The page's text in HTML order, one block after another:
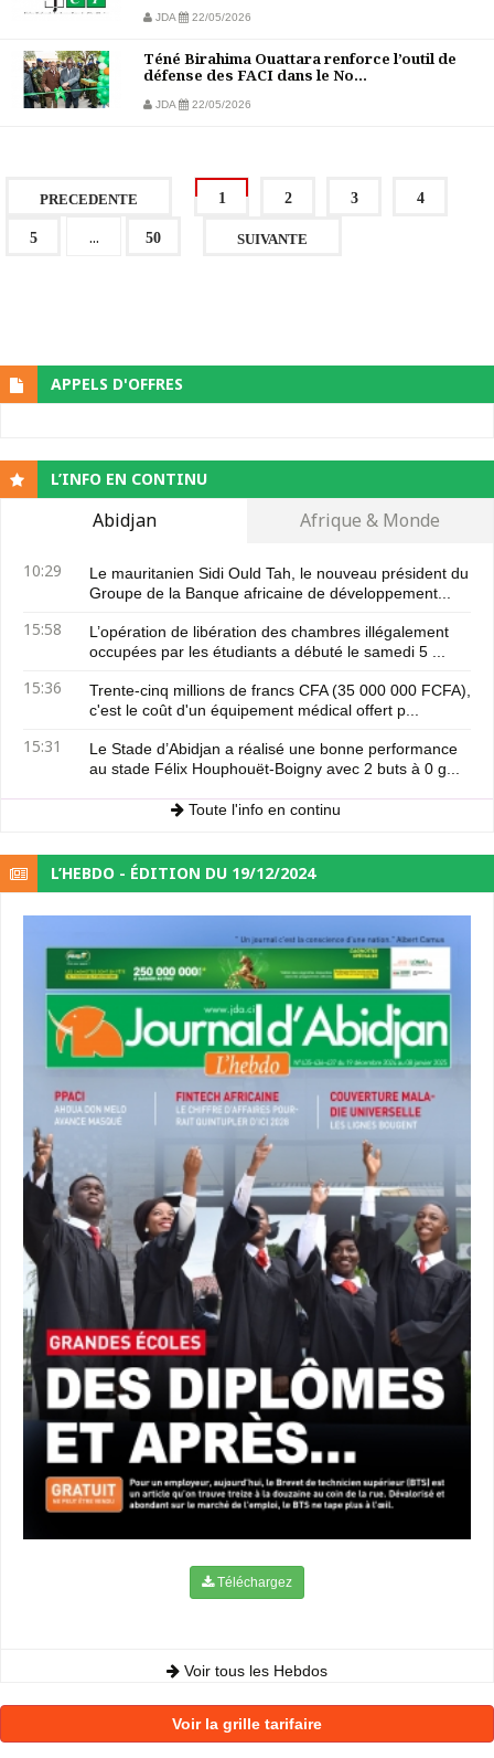
JDA 22/05/2026
Téné Birahima Ouattara renforce l’outil de
défense des FACI dans le No...
JDA 22/05/2026
PRECEDENTE 1 2 3 4
5 ... 50 SUIVANTE
APPELS D'OFFRES
L’INFO EN CONTINU
Abidjan Afrique & Monde
10:29
Le mauritanien Sidi Ould Tah, le nouveau président du
Groupe de la Banque africaine de développement...
15:58
L’opération de libération des chambres illégalement
occupées par les étudiants a débuté le samedi 5 ...
15:36
Trente-cinq millions de francs CFA (35 000 000 FCFA),
c'est le coût d'un équipement médical offert p...
15:31
Le Stade d’Abidjan a réalisé une bonne performance
au stade Félix Houphouët-Boigny avec 2 buts à 0 g...
Toute l'info en continu
L’HEBDO - ÉDITION DU 19/12/2024
Téléchargez
Voir tous les Hebdos
Voir la grille tarifaire